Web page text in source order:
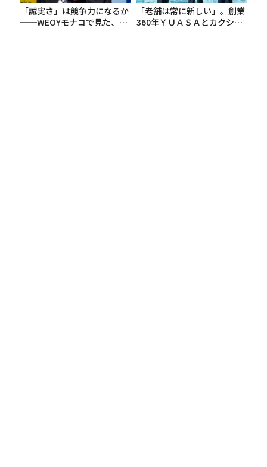
「誠実さ」は競争力になるか
──WEOYモナコで見た、く
「老舗は常に新しい」。創業
360年ＹＵＡＳＡとカクシン